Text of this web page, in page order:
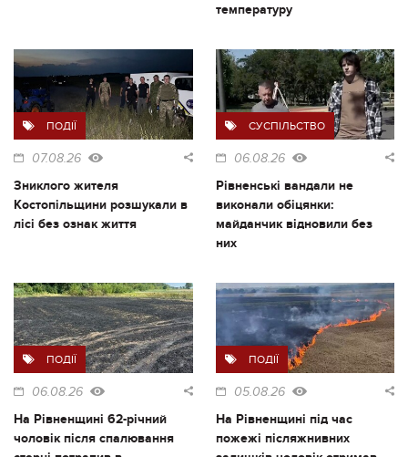
температуру
ПОДІЇ
07.08.26
Зниклого жителя
Костопільщини розшукали в
лісі без ознак життя
СУСПІЛЬСТВО
06.08.26
Рівненські вандали не
виконали обіцянки:
майданчик відновили без
них
ПОДІЇ
06.08.26
На Рівненщині 62-річний
чоловік після спалювання
ПОДІЇ
05.08.26
На Рівненщині під час
пожежі післяжнивних